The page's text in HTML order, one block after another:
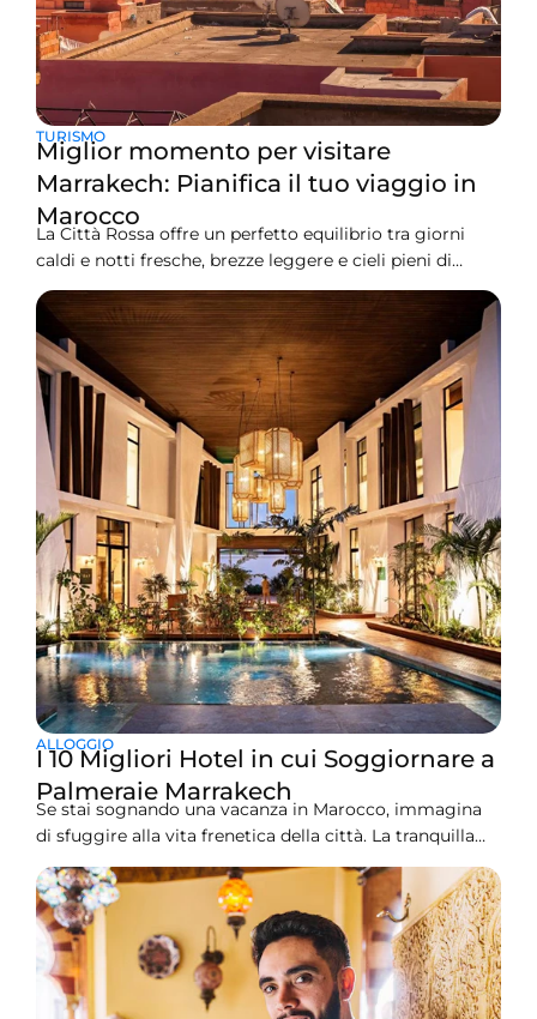
TURISMO
Miglior momento per visitare
Marrakech: Pianifica il tuo viaggio in
Marocco
La Città Rossa offre un perfetto equilibrio tra giorni
caldi e notti fresche, brezze leggere e cieli pieni di
stelle. Le temperature confortevoli, i cieli sereni, le
ricche dune e la cultura brillante, fanno di Marrakech un
luogo da visitare indipendentemente dalla cultura di
appartenenza. Pur non essendoci un momento
ALLOGGIO
I 10 Migliori Hotel in cui Soggiornare a
Palmeraie Marrakech
Se stai sognando una vacanza in Marocco, immagina
di sfuggire alla vita frenetica della città. La tranquilla
oasi di Palmeraie offre proprio questo. È una vasta area
fuori Marrakech piena di migliaia di bellissime palme.
Qui trovi pace, vero lusso e incredibili resort. Scegliere
l’hotel perfetto nella Palmeraie di Marrakech